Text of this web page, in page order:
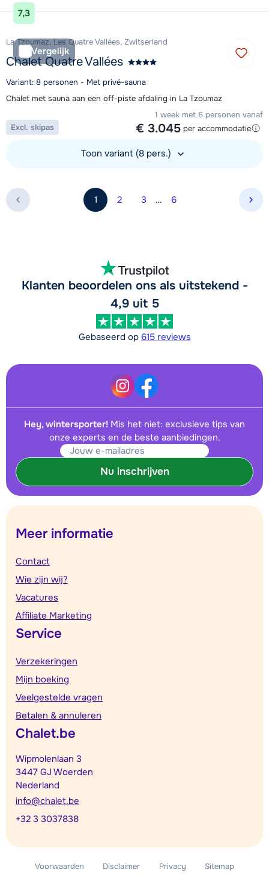
7,3
Vergelijk
La Tzoumaz, Les Quatre Vallées, Zwitserland
Chalet Quatre Vallées
Variant: 8 personen - Met privé-sauna
Chalet met sauna aan een off-piste afdaling in La Tzoumaz
1 week met 6 personen vanaf
€ 3.045 per accommodatie
Excl. skipas
Toon variant (8 pers.)
1 2 3 … 6
Klanten beoordelen ons als uitstekend -
4,9 uit 5
Gebaseerd op 615 reviews
Hey, wintersporter! Mis het niet: exclusieve tips van
onze experts en de beste aanbiedingen.
Nu inschrijven
Meer informatie
Contact
Wie zijn wij?
Vacatures
Affiliate Marketing
Service
Verzekeringen
Mijn boeking
Veelgestelde vragen
Betalen & annuleren
Chalet.be
Wipmolenlaan 3
3447 GJ Woerden
Nederland
info@chalet.be
+32 3 3037838
Voorwaarden Disclaimer Privacy Sitemap